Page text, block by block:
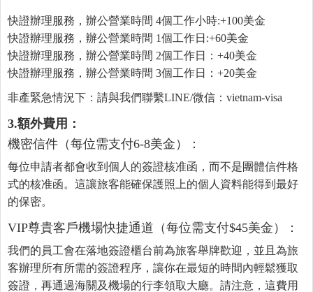
快證辦理服務，辦公營業時間 4個工作小時:+100美金
快證辦理服務，辦公營業時間 1個工作日:+60美金
快證辦理服務，辦公營業時間 2個工作日：+40美金
快證辦理服務，辦公營業時間 3個工作日：+20美金
非產緊急情況下：請與我們聯繫LINE/微信：vietnam-visa
3.額外費用：
機密信件（每位需支付6-8美金）：
每位申請者都會收到個人的簽證核准函，而不是團體信件格
式的核准函。這讓旅客能確保護照上的個人資料能得到最好
的保密。
VIP尊貴客戶機場快捷通道（每位需支付$45美金）：
我們的員工會在落地簽證櫃台前為旅客舉牌歡迎，並且為旅
客辦理所有所需的簽證程序，讓你在最短的時間內輕鬆獲取
簽證，再通過海關及機場的行李領取大廳。請注意，這費用